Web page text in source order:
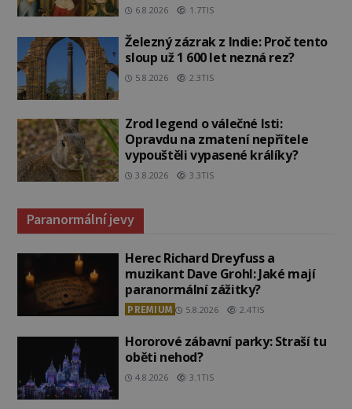
6.8.2026 1.7TIS
Železný zázrak z Indie: Proč tento
sloup už 1 600 let nezná rez?
5.8.2026 2.3TIS
Zrod legend o válečné lsti:
Opravdu na zmatení nepřítele
vypouštěli vypasené králíky?
3.8.2026 3.3TIS
Paranormální jevy
Herec Richard Dreyfuss a
muzikant Dave Grohl: Jaké mají
paranormální zážitky?
PREMIUM 5.8.2026 2.4TIS
Hororové zábavní parky: Straší tu
oběti nehod?
4.8.2026 3.1TIS